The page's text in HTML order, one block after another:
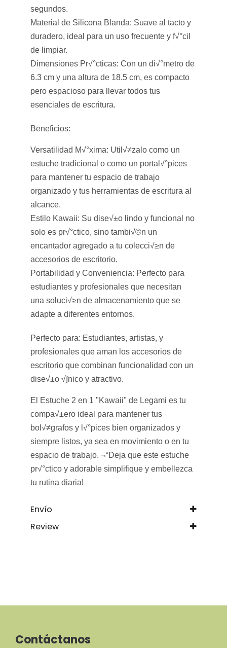
segundos.
Material de Silicona Blanda: Suave al tacto y
duradero, ideal para un uso frecuente y f√°cil
de limpiar.
Dimensiones Pr√°cticas: Con un di√°metro de
6.3 cm y una altura de 18.5 cm, es compacto
pero espacioso para llevar todos tus
esenciales de escritura.
Beneficios:
Versatilidad M√°xima: Util√≠zalo como un
estuche tradicional o como un portal√°pices
para mantener tu espacio de trabajo
organizado y tus herramientas de escritura al
alcance.
Estilo Kawaii: Su dise√±o lindo y funcional no
solo es pr√°ctico, sino tambi√©n un
encantador agregado a tu colecci√≥n de
accesorios de escritorio.
Portabilidad y Conveniencia: Perfecto para
estudiantes y profesionales que necesitan
una soluci√≥n de almacenamiento que se
adapte a diferentes entornos.
Perfecto para: Estudiantes, artistas, y
profesionales que aman los accesorios de
escritorio que combinan funcionalidad con un
dise√±o √∫nico y atractivo.
El Estuche 2 en 1 "Kawaii" de Legami es tu
compa√±ero ideal para mantener tus
bol√≠grafos y l√°pices bien organizados y
siempre listos, ya sea en movimiento o en tu
espacio de trabajo. ¬°Deja que este estuche
pr√°ctico y adorable simplifique y embellezca
tu rutina diaria!
Envío
Review
Contáctanos